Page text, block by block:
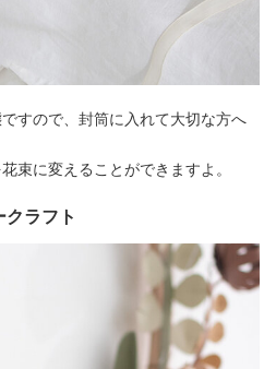
すので、封筒に入れて大切な方へ
束に変えることができますよ。
ラフト